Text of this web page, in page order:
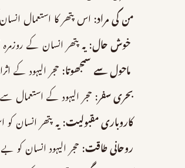
من کی مراد: اس پتھر کا استعمال
خوش حال: یہ پتھر انسان کے
ماحول سے سمجھوتا: حجر الیہود کے
بحری سفر: حجر الیہود کے استعمال
کاروباری مقبولیت: یہ پتھر انسان
روحانی طاقت: حجر الیہود انسان کو